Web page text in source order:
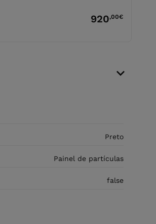
920,00€
Preto
Painel de partículas
false